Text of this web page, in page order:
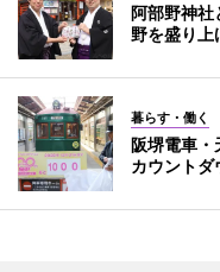
阿部野神
野を盛り上
暮らす・働く
阪堺電車・
カウントダ